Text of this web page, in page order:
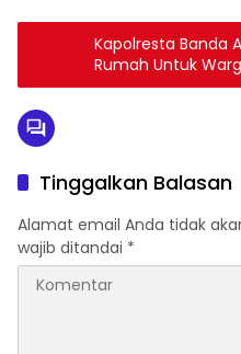
Kapolresta Banda
Rumah Untuk
Tinggalkan Balasan
Alamat email Anda tidak
wajib ditandai *